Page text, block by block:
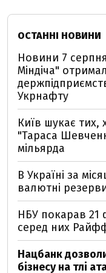
ОСТАННІ НОВИНИ
Новини 7
Міндіча"
Укрнафту
Київ шукає тих,
"Тараса
мільярда
В Україні за
валютні
НБУ покарав 21
серед них
Нацбанк
бізнесу на тлі